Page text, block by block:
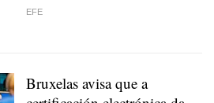
EFE
Bruxelas avisa que a